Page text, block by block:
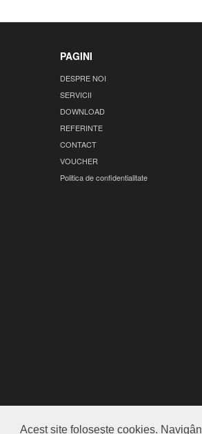
Acest site foloseşte cookies.
PAGINI
DESPRE NOI
SERVICII
DOWNLOAD
REFERINTE
CONTACT
VOUCHER
Politica de confidentialitate